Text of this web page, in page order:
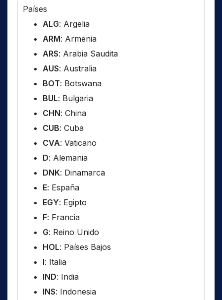
Países
ALG: Argelia
ARM: Armenia
ARS: Arabia Saudita
AUS: Australia
BOT: Botswana
BUL: Bulgaria
CHN: China
CUB: Cuba
CVA: Vaticano
D: Alemania
DNK: Dinamarca
E: España
EGY: Egipto
F: Francia
G: Reino Unido
HOL: Países Bajos
I: Italia
IND: India
INS: Indonesia